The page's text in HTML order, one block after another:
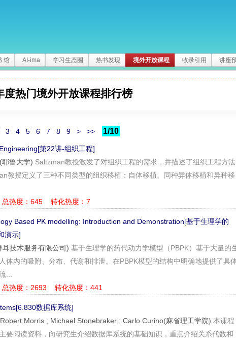
馆 AI-ima 学习生态圈 热书发现 境外开放课程 收录引用 讲座
度热门境外开放课程排行榜
3 4 5 6 7 8 9 > >>
1/10
第22讲-组织工程]
鲁大学) Saltzman教授激发了对组织工程的需求，并描述了组织工程方法
教授定义了三种不同类型的组织移植：自体移植、同种异体移植和异种移
总热度：645 转化热度：7
Based PK modelling: Introduction and Demonstration[基于生理学的
演示]
技术服务有限公司) 基于生理学的药代动力学模型（PBPK）基于大量的
体内的吸附、分布、代谢和排泄。在PBPK模型的结构中明确地提供了具
...
总热度：2693 转化热度：441
数据库系统]
Morris ; Michael Stonebraker ; Carlo Curino(麻省理工学院) 本课程
要阅读资料，向研究生介绍数据库系统的基础知识，重点介绍关系代数和